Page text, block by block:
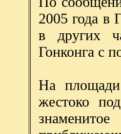
2005 года в
в других
Гонконга с
На
жестоко